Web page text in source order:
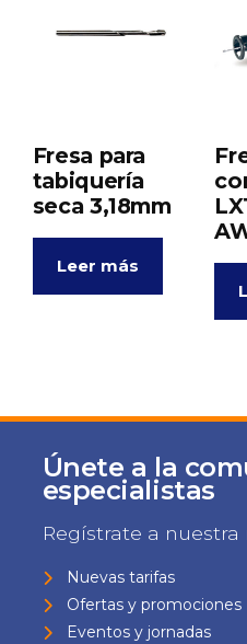
Fresa para
tabiquería
seca 3,18mm
Leer más
Únete a la
especialistas
Regístrate a
Nuevas tarifas
Ofertas y promociones
Eventos y jornadas